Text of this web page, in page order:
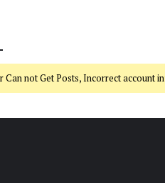
Can not Get Posts, Incorrect account